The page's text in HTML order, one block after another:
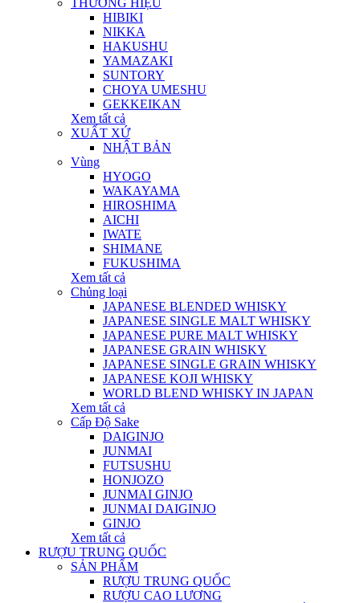
THƯƠNG HIỆU
HIBIKI
NIKKA
HAKUSHU
YAMAZAKI
SUNTORY
CHOYA UMESHU
GEKKEIKAN
Xem tất cả
XUẤT XỨ
NHẬT BẢN
Vùng
HYOGO
WAKAYAMA
HIROSHIMA
AICHI
IWATE
SHIMANE
FUKUSHIMA
Xem tất cả
Chủng loại
JAPANESE BLENDED WHISKY
JAPANESE SINGLE MALT WHISKY
JAPANESE PURE MALT WHISKY
JAPANESE GRAIN WHISKY
JAPANESE SINGLE GRAIN WHISKY
JAPANESE KOJI WHISKY
WORLD BLEND WHISKY IN JAPAN
Xem tất cả
Cấp Độ Sake
DAIGINJO
JUNMAI
FUTSUSHU
HONJOZO
JUNMAI GINJO
JUNMAI DAIGINJO
GINJO
Xem tất cả
RƯỢU TRUNG QUỐC
SẢN PHẨM
RƯỢU TRUNG QUỐC
RƯỢU CAO LƯƠNG